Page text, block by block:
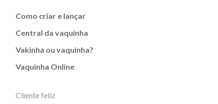
Como criar e lançar
Central da vaquinha
Vakinha ou vaquinha?
Vaquinha Online
Cliente feliz